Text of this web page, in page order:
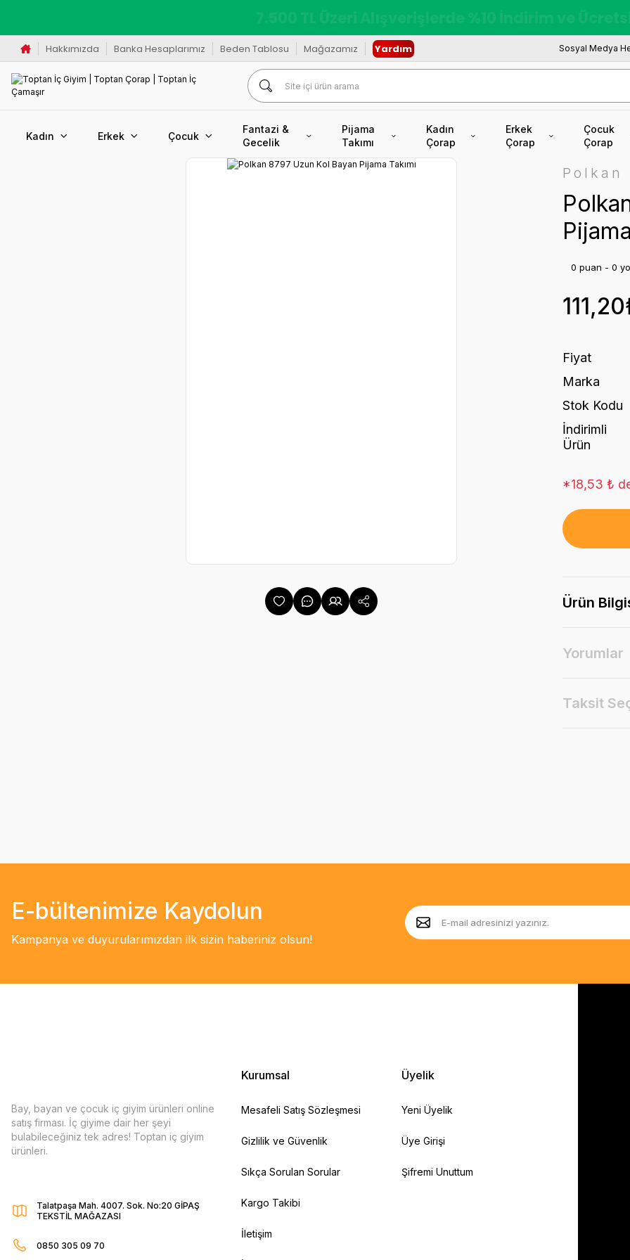
Hakkımızda Banka Hesaplarımız Beden Tablosu Mağazamız Yardım Sosyal Medya
Kadın Erkek Çocuk
Fantazi &
Gecelik
Pijama
Takımı
Kadın
Çorap
Erkek
Çorap
Çocuk
Çorap
Polkan
0 puan - 0
Fiyat
Marka
Stok Kodu
İndirimli
Ürün
*18,53 ₺
Ürün
Yorumlar
Taksit
E-bültenimize Kaydolun
Kampanya ve duyurularımızdan ilk sizin haberiniz olsun!
Bay, bayan ve çocuk iç giyim ürünleri online
satış firması. İç giyime dair her şeyi
bulabileceğiniz tek adres! Toptan iç giyim
ürünleri.
Talatpaşa Mah. 4007. Sok. No:20 GİPAŞ
TEKSTİL MAĞAZASI
0850 305 09 70
Kurumsal
Mesafeli Satış Sözleşmesi
Gizlilik ve Güvenlik
Sıkça Sorulan Sorular
Kargo Takibi
İletişim
Üyelik
Yeni Üyelik
Üye Girişi
Şifremi Unuttum